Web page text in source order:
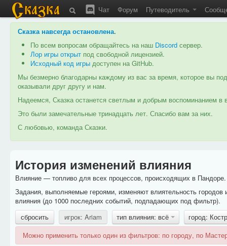
Чат Форум Путеводитель
Сказка навсегда остановлена.
По всем вопросам обращайтесь на наш Discord сервер.
Лор игры открыт под свободной лицензией.
Исходный код игры доступен на GitHub.
Мы безмерно благодарны каждому из вас за время, которое вы
оказывали друг другу и нам.
Надеемся, Сказка останется светлым и добрым воспоминанием
Это были замечательные тринадцать лет. Спасибо вам за них.
С любовью, команда Сказки.
История изменений влияния
Влияние — топливо для всех процессов, происходящих в
Задания, выполняемые героями, изменяют влиятельность
влияния (до 1000 последних событий, подпадающих под фильтр).
сбросить
игрок: Ariam тип влияния: всё
город:
Можно применить только один из фильтров: по городу, по